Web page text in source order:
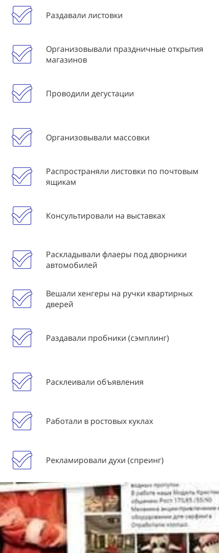
Раздавали листовки
Организовывали праздничные открытия
магазинов
Проводили дегустации
Организовывали массовки
Распространяли листовки по почтовым
ящикам
Консультировали на выставках
Раскладывали флаеры под дворники
автомобилей
Вешали хенгеры на ручки квартирных
дверей
Раздавали пробники (сэмплинг)
Расклеивали объявления
Работали в ростовых куклах
Рекламировали духи (спреинг)